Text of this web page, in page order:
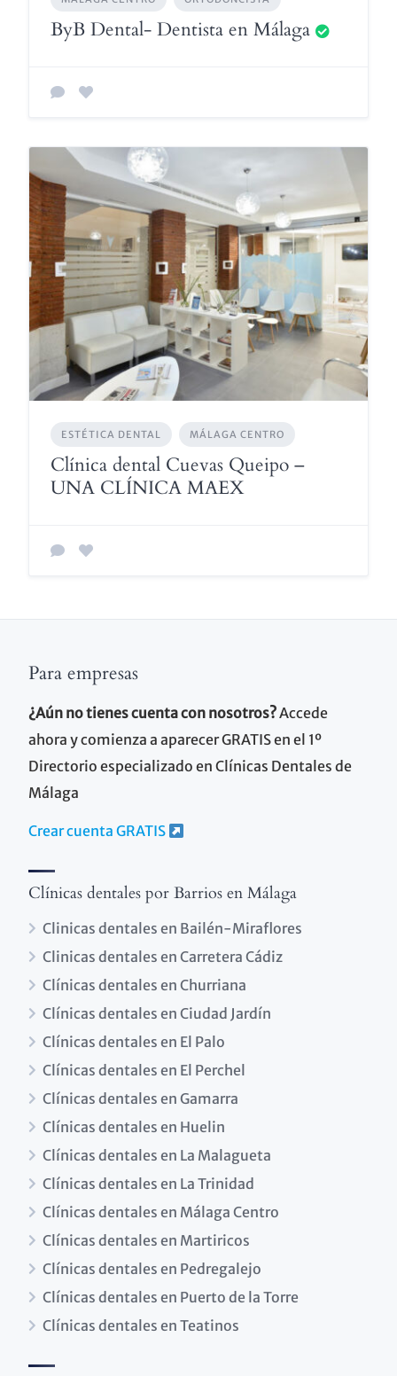
ByB Dental- Dentista en Málaga
ESTÉTICA DENTAL MÁLAGA CENTRO
Clínica dental Cuevas Queipo –
UNA CLÍNICA MAEX
Para empresas
¿Aún no tienes cuenta con nosotros?Accede
ahora y comienza a aparecer GRATIS en el 1º
Directorio especializado en Clínicas Dentales de
Málaga
Crear cuenta GRATIS
Clínicas dentales por Barrios en Málaga
Clinicas dentales en Bailén-Miraflores
Clinicas dentales en Carretera Cádiz
Clínicas dentales en Churriana
Clínicas dentales en Ciudad Jardín
Clínicas dentales en El Palo
Clínicas dentales en El Perchel
Clínicas dentales en Gamarra
Clínicas dentales en Huelin
Clínicas dentales en La Malagueta
Clínicas dentales en La Trinidad
Clínicas dentales en Málaga Centro
Clínicas dentales en Martiricos
Clínicas dentales en Pedregalejo
Clínicas dentales en Puerto de la Torre
Clínicas dentales en Teatinos